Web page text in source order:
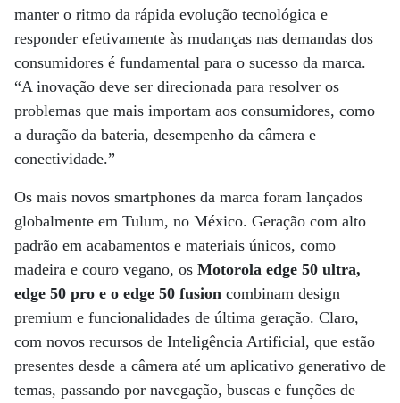
manter o ritmo da rápida evolução tecnológica e
responder efetivamente às mudanças nas demandas dos
consumidores é fundamental para o sucesso da marca.
“A inovação deve ser direcionada para resolver os
problemas que mais importam aos consumidores, como
a duração da bateria, desempenho da câmera e
conectividade.”
Os mais novos smartphones da marca foram lançados
globalmente em Tulum, no México. Geração com alto
padrão em acabamentos e materiais únicos, como
madeira e couro vegano, os Motorola edge 50 ultra,
edge 50 pro e o edge 50 fusion combinam design
premium e funcionalidades de última geração. Claro,
com novos recursos de Inteligência Artificial, que estão
presentes desde a câmera até um aplicativo generativo de
temas, passando por navegação, buscas e funções de